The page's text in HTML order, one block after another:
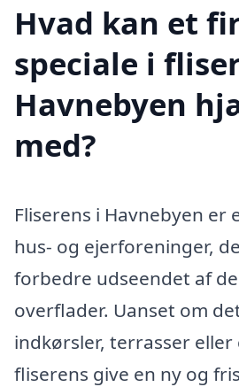
Hvad kan et
speciale i
Havnebyen
med?
Fliserens i Havnebyen er
hus- og ejerforeninger,
forbedre udseendet af
overflader. Uanset om
indkørsler, terrasser eller
fliserens give en ny og